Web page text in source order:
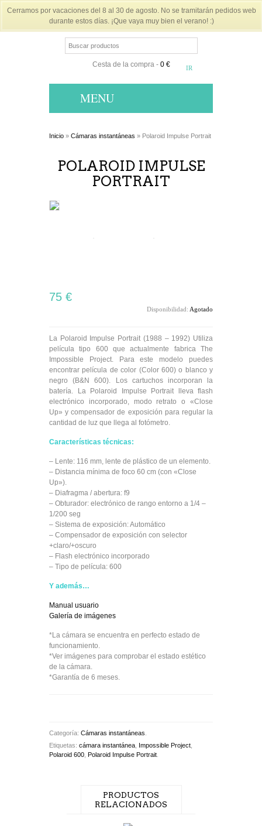
Cesta de la compra- 0 €
MENU
Inicio » Cámaras instantáneas » Polaroid Impulse Portrait
POLAROID IMPULSE
PORTRAIT
75 €
Disponibilidad: Agotado
La Polaroid Impulse Portrait (1988 – 1992) Utiliza
película tipo 600 que actualmente fabrica The
Impossible Project. Para este modelo puedes
encontrar película de color (Color 600) o blanco y
negro (B&N 600). Los cartuchos incorporan la
batería. La Polaroid Impulse Portrait lleva flash
electrónico incorporado, modo retrato o «Close
Up» y compensador de exposición para regular la
cantidad de luz que llega al fotómetro.
Características técnicas:
– Lente: 116 mm, lente de plástico de un elemento.
– Distancia mínima de foco 60 cm (con «Close
Up»).
– Diafragma / abertura: f9
– Obturador: electrónico de rango entorno a 1/4 –
1/200 seg
– Sistema de exposición: Automático
– Compensador de exposición con selector
+claro/+oscuro
– Flash electrónico incorporado
– Tipo de película: 600
Y además…
Manual usuario
Galería de imágenes
*La cámara se encuentra en perfecto estado de
funcionamiento.
*Ver imágenes para comprobar el estado estético
de la cámara.
*Garantía de 6 meses.
Categoría: Cámaras instantáneas
Etiquetas: cámara instantánea Impossible Project
Polaroid 600 Polaroid Impulse Portrait
PRODUCTOS
RELACIONADOS
Cerramos por vacaciones del 8 al 30 de agosto. No se tramitarán pedidos web
durante estos días. ¡Que vaya muy bien el verano! :)